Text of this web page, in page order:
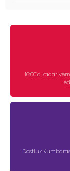
16:00’a kadar
Dostluk